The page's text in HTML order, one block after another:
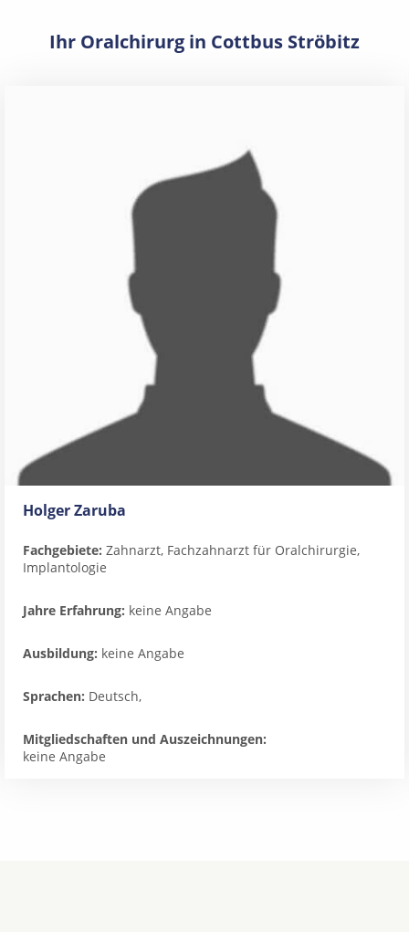
Ihr Oralchirurg in Cottbus Ströbitz
Holger Zaruba
Fachgebiete: Zahnarzt, Fachzahnarzt für Oralchirurgie,
Implantologie
Jahre Erfahrung: keine Angabe
Ausbildung: keine Angabe
Sprachen: Deutsch,
Mitgliedschaften und Auszeichnungen:
keine Angabe